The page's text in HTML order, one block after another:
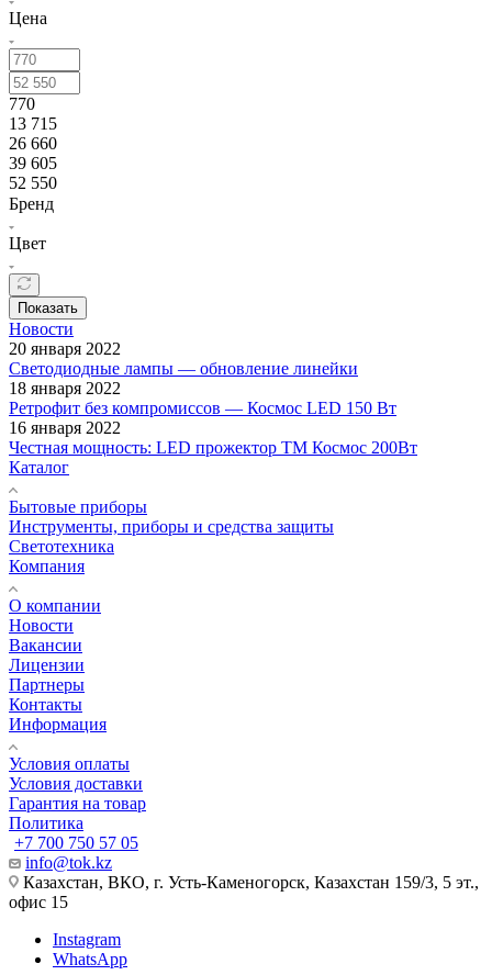
Цена
770
13 715
26 660
39 605
52 550
Бренд
Цвет
Показать
Новости
20 января 2022
Светодиодные лампы — обновление линейки
18 января 2022
Ретрофит без компромиссов — Космос LED 150 Вт
16 января 2022
Честная мощность: LED прожектор ТМ Космос 200Вт
Каталог
Бытовые приборы
Инструменты, приборы и средства защиты
Светотехника
Компания
О компании
Новости
Вакансии
Лицензии
Партнеры
Контакты
Информация
Условия оплаты
Условия доставки
Гарантия на товар
Политика
+7 700 750 57 05
info@tok.kz
Казахстан, ВКО, г. Усть-Каменогорск, Казахстан 159/3, 5 эт.,
офис 15
Instagram
WhatsApp